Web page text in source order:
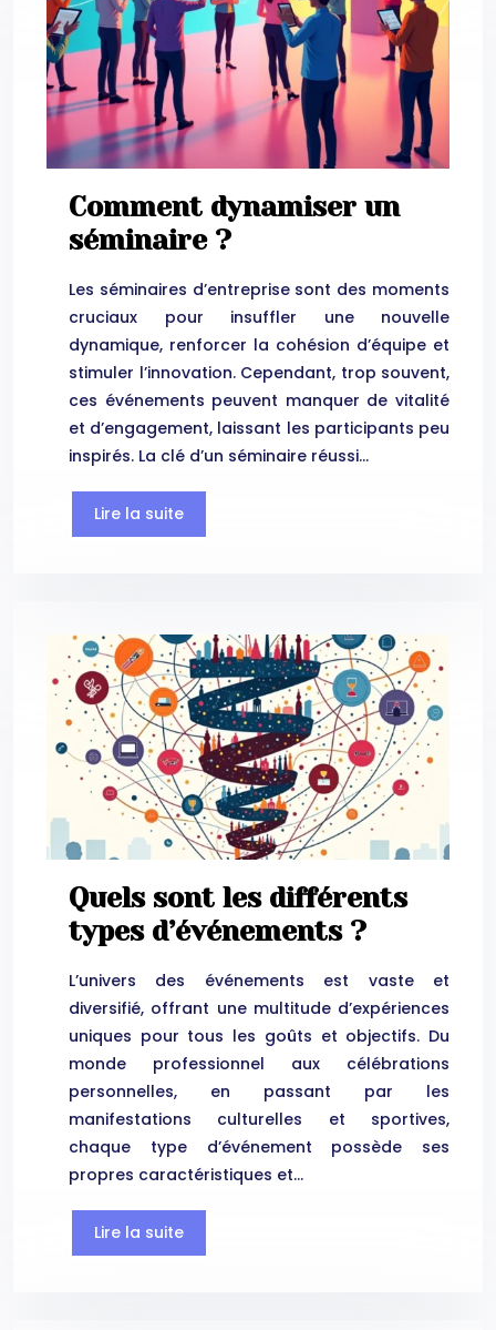
Comment dynamiser un
séminaire ?
Les séminaires d’entreprise sont des moments
cruciaux pour insuffler une nouvelle
dynamique, renforcer la cohésion d’équipe et
stimuler l’innovation. Cependant, trop souvent,
ces événements peuvent manquer de vitalité
et d’engagement, laissant les participants peu
inspirés. La clé d’un séminaire réussi…
Lire la suite
Quels sont les différents
types d’événements ?
L’univers des événements est vaste et
diversifié, offrant une multitude d’expériences
uniques pour tous les goûts et objectifs. Du
monde professionnel aux célébrations
personnelles, en passant par les
manifestations culturelles et sportives,
chaque type d’événement possède ses
propres caractéristiques et…
Lire la suite